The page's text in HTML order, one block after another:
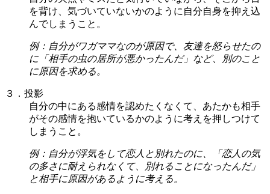
を背け、気づいていないかのように自分自身を抑え込
んでしまうこと。
例：自分がワガママなのが原因で、友達を怒らせたの
に「相手の虫の居所が悪かったんだ」など、別のこと
に原因を求める。
３．投影
自分の中にある感情を認めたくなくて、あたかも相手
がその感情を抱いているかのように考えを押しつけて
しまうこと。
例：自分が浮気をして恋人と別れたのに、「恋人の気
の多さに耐えられなくて、別れることになったんだ」
と相手に原因があるように考える。